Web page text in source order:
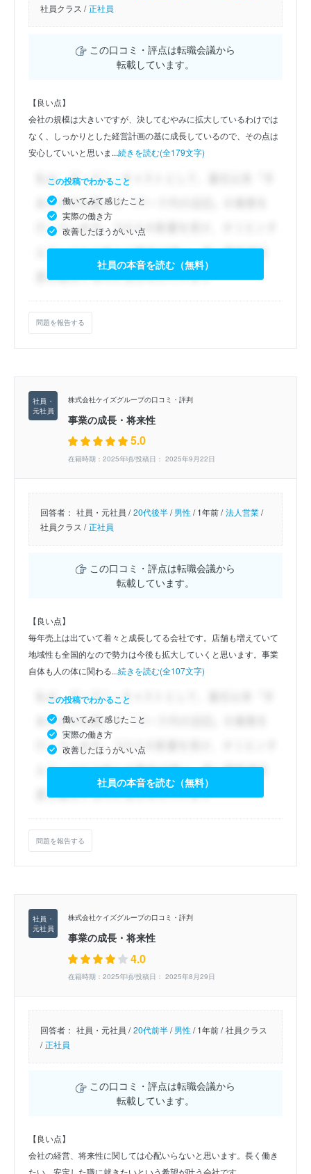
社員クラス / 正社員
この口コミ・評点は転職会議から
転載しています。
【良い点】
会社の規模は大きいですが、決してむやみに拡大しているわけでは
なく、しっかりとした経営計画の基に成長しているので、その点は
安心していいと思いま...続きを読む(全179文字)
この投稿でわかること
働いてみて感じたこと
実際の働き方
改善したほうがいい点
社員の本音を読む（無料）
問題を報告する
株式会社ケイズグループの口コミ・評判
事業の成長・将来性
5.0
在籍時期：2025年頃/投稿日： 2025年9月22日
回答者： 社員・元社員 / 20代後半/男性/1年前 / 法人営業/
社員クラス / 正社員
この口コミ・評点は転職会議から
転載しています。
【良い点】
毎年売上は出ていて着々と成長してる会社です。店舗も増えていて
地域性も全国的なので勢力は今後も拡大していくと思います。事業
自体も人の体に関わる...続きを読む(全107文字)
この投稿でわかること
働いてみて感じたこと
実際の働き方
改善したほうがいい点
社員の本音を読む（無料）
問題を報告する
株式会社ケイズグループの口コミ・評判
事業の成長・将来性
4.0
在籍時期：2025年頃/投稿日： 2025年8月29日
回答者： 社員・元社員 / 20代前半/男性/1年前 / 社員クラス
/ 正社員
この口コミ・評点は転職会議から
転載しています。
【良い点】
会社の経営、将来性に関しては心配いらないと思います。長く働き